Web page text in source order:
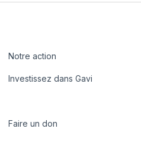
Notre action
Investissez dans Gavi
Faire un don